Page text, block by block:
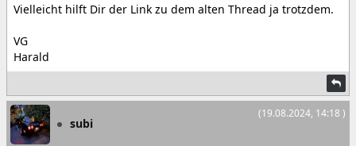
Vielleicht hilft Dir der Link zu dem alten Thread ja trotzdem.
VG
Harald
(19.08.2024, 14:18 )
subi